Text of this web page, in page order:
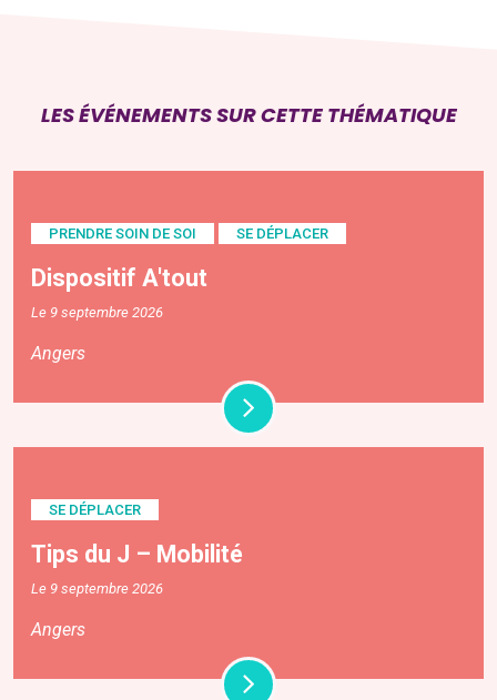
LES ÉVÉNEMENTS SUR CETTE THÉMATIQUE
PRENDRE SOIN DE SOI SE DÉPLACER
Dispositif A'tout
Le 9 septembre 2026
Angers
SE DÉPLACER
Tips du J – Mobilité
Le 9 septembre 2026
Angers